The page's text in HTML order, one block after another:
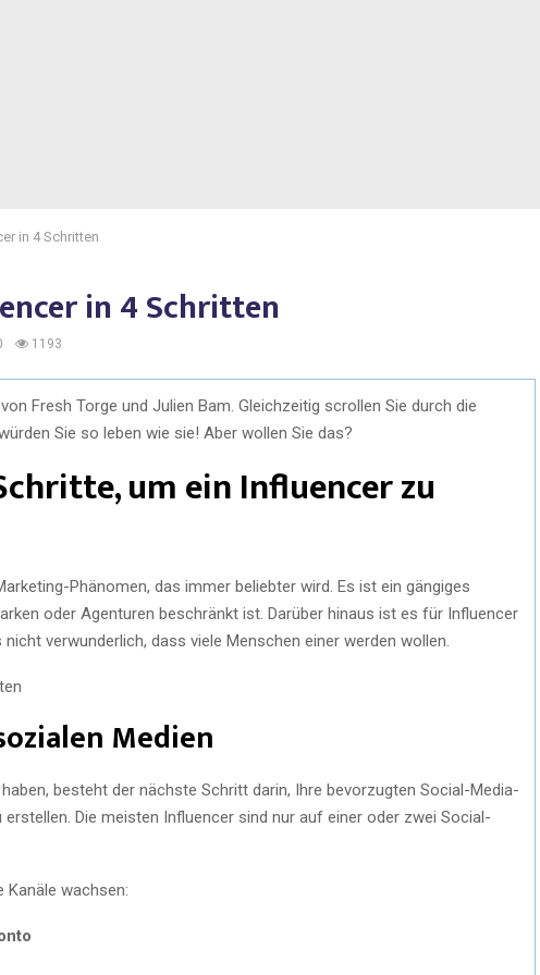
in 4 Schritten
in 4 Schritten
1193
Fresh Torge und Julien Bam. Gleichzeitig scrollen Sie durch die
Sie so leben wie sie! Aber wollen Sie das?
um ein Influencer zu
Phänomen, das immer beliebter wird. Es ist ein gängiges
oder Agenturen beschränkt ist. Darüber hinaus ist es für Influencer
verwunderlich, dass viele Menschen einer werden wollen.
Medien
besteht der nächste Schritt darin, Ihre bevorzugten Social-Media-
Die meisten Influencer sind nur auf einer oder zwei Social-
Kanäle wachsen: